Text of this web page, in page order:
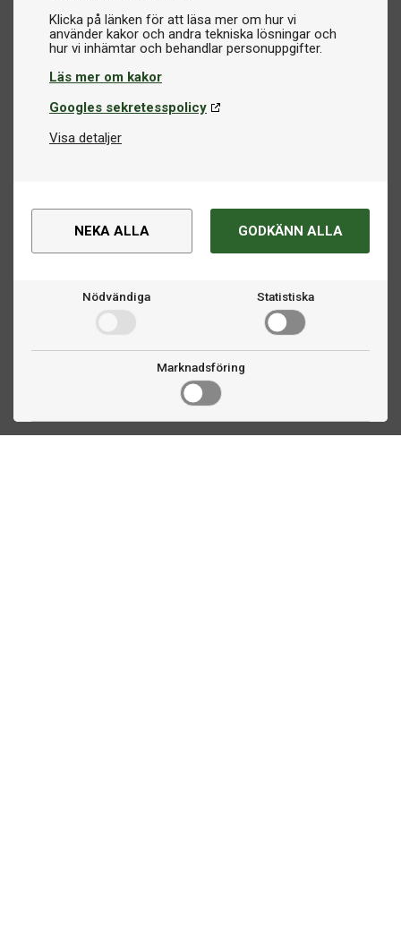
Klicka på länken för att läsa mer om hur vi
använder kakor och andra tekniska lösningar och
Läs mer om kakor
Googles sekretesspolicy
Visa detaljer
NEKA ALLA GODKÄNN ALLA
Nödvändiga Statistiska
Marknadsföring